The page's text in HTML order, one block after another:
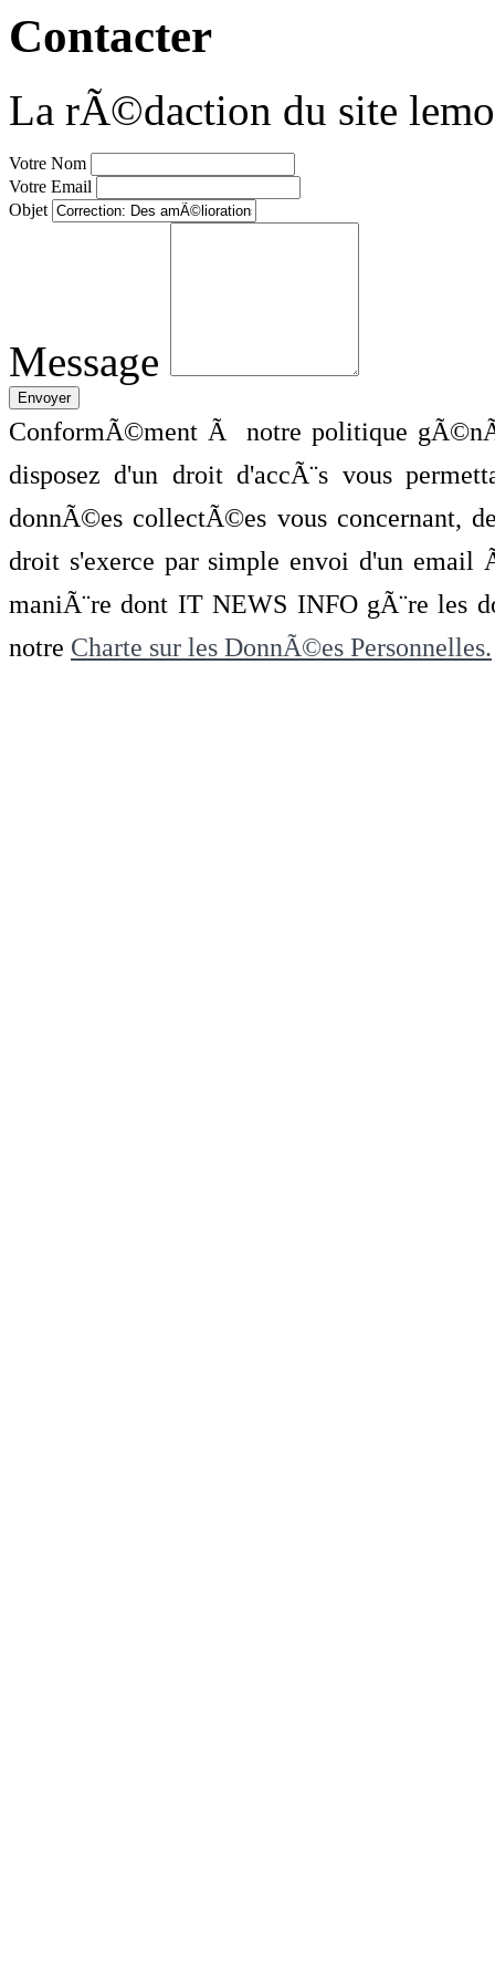
Contacter
La rÃ©daction du site
Votre Nom
Votre Email
Objet
Message
ConformÃ©ment Ã notre politique
disposez d'un droit d'accÃ¨s vous
donnÃ©es collectÃ©es vous concernant,
droit s'exerce par simple envoi d'un
maniÃ¨re dont IT NEWS INFO gÃ¨re les
notre Charte sur les DonnÃ©es Personnelles.